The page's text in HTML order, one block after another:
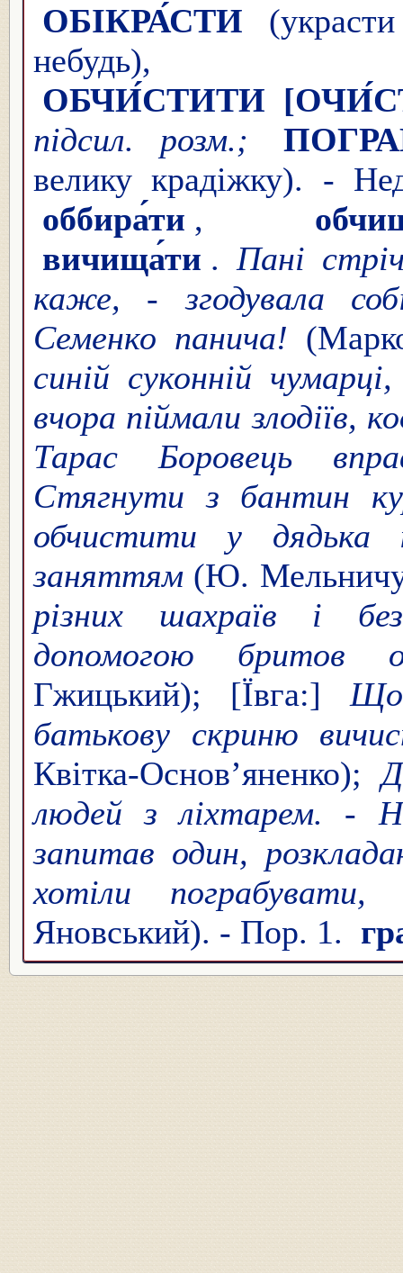
ОБІКРА́СТИ
ОБЧИ́СТИТИ
підсил. розм.;
велику крадіжку). -
оббира́ти ,
вичища́ти . Пані
каже, - згодувала
Семенко панича!
синій суконній
вчора піймали злодіїв,
Тарас Боровець
Стягнути з бантин
обчистити у дядька
заняттям (Ю.
різних шахраїв і
допомогою бритов
Гжицький); [Ївга:]
батькову скриню
Квітка-Основ’яненко);
людей з ліхтарем. -
запитав один,
хотіли
Яновський). - Пор. 1.